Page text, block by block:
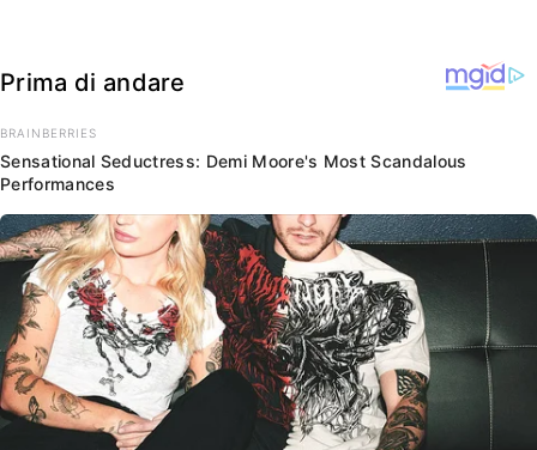
Prima di andare
BRAINBERRIES
Sensational Seductress: Demi Moore's Most Scandalous
Performances